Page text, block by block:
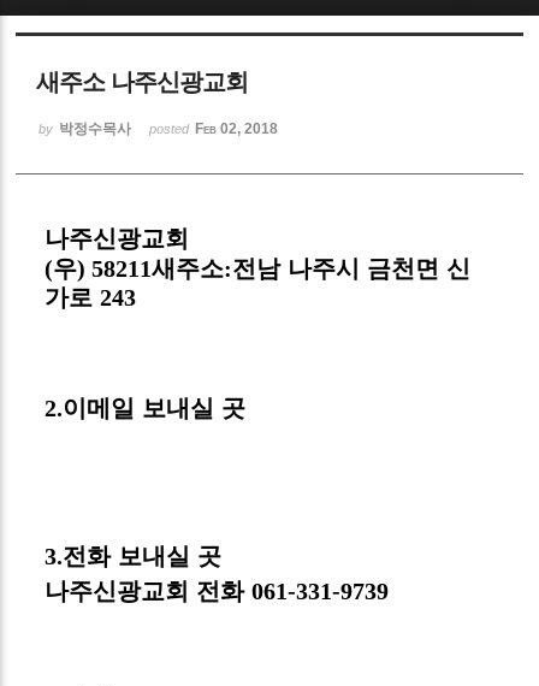
새주소 나주신광교회
by 박정수목사 posted Feb 02, 2018
나주신광교회
(우) 58211새주소:전남 나주시 금천면 신
가로243
2.이메일 보내실 곳
3.전화 보내실 곳
나주신광교회 전화061-331-9739
Sketchbook5, 스케치북5
Sketchbook5, 스케치북5